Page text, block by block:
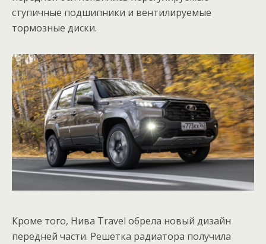
ступичные подшипники и вентилируемые
тормозные диски.
Кроме того, Нива Travel обрела новый дизайн
передней части. Решетка радиатора получила